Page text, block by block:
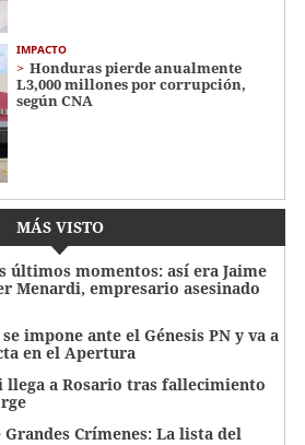
IMPACTO
Honduras pierde anualmente
L3,000 millones por corrupción,
según CNA
MÁS VISTO
últimos momentos: así era Jaime
Menardi​​​, empresario asesinado
impone ante el Génesis PN y va a
en el Apertura
llega a Rosario tras fallecimiento
Grandes Crímenes: La lista del